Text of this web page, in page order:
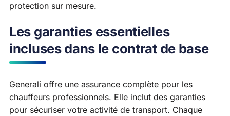
protection sur mesure.
Les garanties essentielles
incluses dans le contrat de base
Generali offre une assurance complète pour les
chauffeurs professionnels. Elle inclut des garanties
pour sécuriser votre activité de transport. Chaque